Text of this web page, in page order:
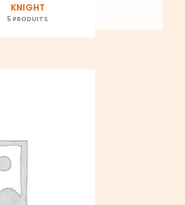
KNIGHT
5 PRODUITS